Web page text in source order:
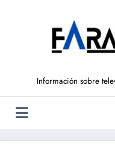
Información sobre